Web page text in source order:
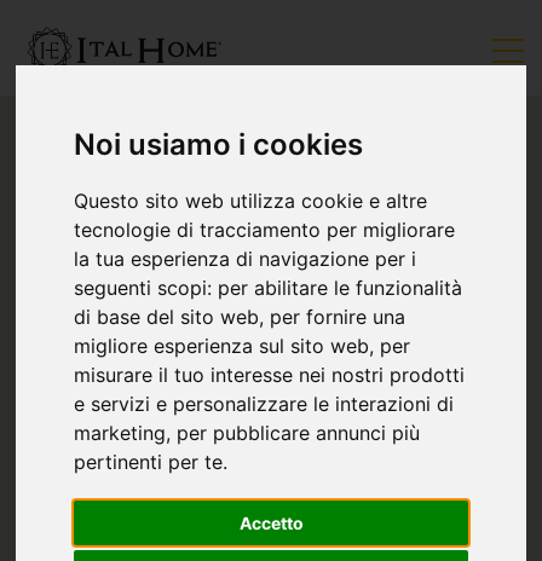
Noi usiamo i cookies
Questo sito web utilizza cookie e altre
tecnologie di tracciamento per migliorare
la tua esperienza di navigazione per i
seguenti scopi: per abilitare le funzionalità
di base del sito web, per fornire una
migliore esperienza sul sito web, per
misurare il tuo interesse nei nostri prodotti
e servizi e personalizzare le interazioni di
marketing, per pubblicare annunci più
pertinenti per te.
Accetto